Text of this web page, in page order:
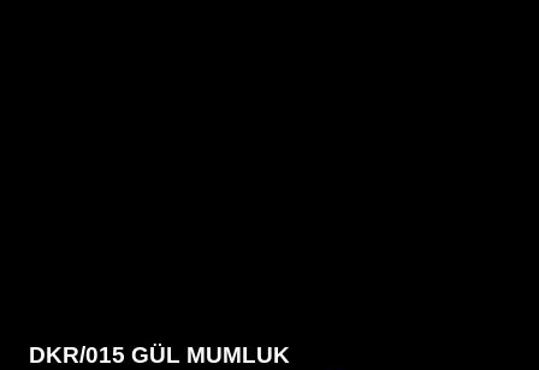
DKR/015 GÜL MUMLUK